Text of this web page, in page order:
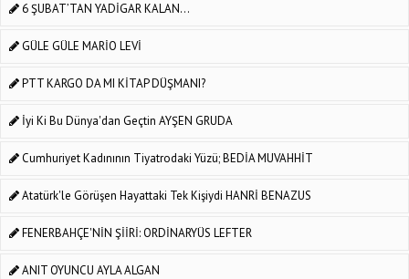
6 ŞUBAT’TAN YADİGAR KALAN…
GÜLE GÜLE MARİO LEVİ
PTT KARGO DA MI KİTAP DÜŞMANI?
İyi Ki Bu Dünya'dan Geçtin AYŞEN GRUDA
Cumhuriyet Kadınının Tiyatrodaki Yüzü; BEDİA MUVAHHİT
Atatürk'le Görüşen Hayattaki Tek Kişiydi HANRİ BENAZUS
FENERBAHÇE'NİN ŞİİRİ: ORDİNARYÜS LEFTER
ANIT OYUNCU AYLA ALGAN